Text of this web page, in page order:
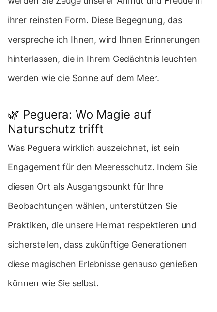
ihrer reinsten Form. Diese Begegnung, das
verspreche ich Ihnen, wird Ihnen Erinnerungen
hinterlassen, die in Ihrem Gedächtnis leuchten
werden wie die Sonne auf dem Meer.
🌿 Peguera: Wo Magie auf
Naturschutz trifft
Was Peguera wirklich auszeichnet, ist sein
Engagement für den Meeresschutz. Indem Sie
diesen Ort als Ausgangspunkt für Ihre
Beobachtungen wählen, unterstützen Sie
Praktiken, die unsere Heimat respektieren und
sicherstellen, dass zukünftige Generationen
diese magischen Erlebnisse genauso genießen
können wie Sie selbst.